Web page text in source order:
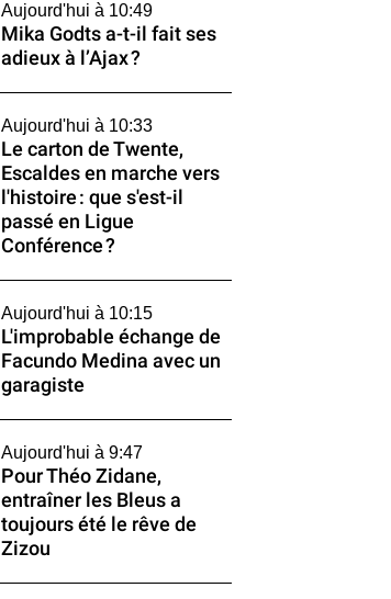
Aujourd'hui à 10:49
Mika Godts a-t-il fait ses
adieux à l’Ajax ?
Aujourd'hui à 10:33
Le carton de Twente,
Escaldes en marche vers
l'histoire : que s'est-il
passé en Ligue
Conférence ?
Aujourd'hui à 10:15
L'improbable échange de
Facundo Medina avec un
garagiste
Aujourd'hui à 9:47
Pour Théo Zidane,
entraîner les Bleus a
toujours été le rêve de
Zizou